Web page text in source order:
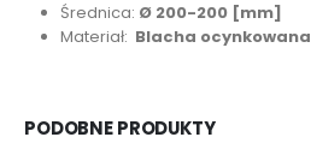
Średnica: Ø 200-200[mm]
Materiał: Blacha ocynkowana
PODOBNE PRODUKTY